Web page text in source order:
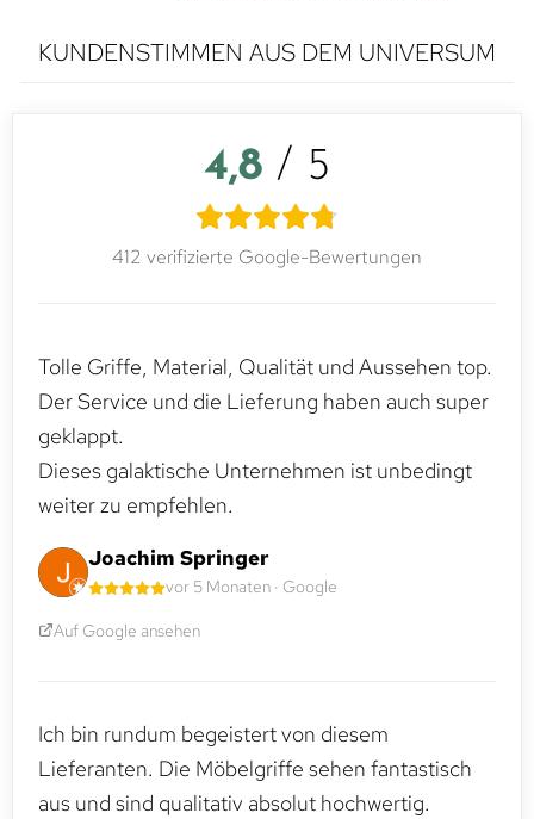
KUNDENSTIMMEN AUS DEM UNIVERSUM
4,8 / 5
412 verifizierte Google-Bewertungen
Tolle Griffe, Material, Qualität und Aussehen top.
Der Service und die Lieferung haben auch super
geklappt.
Dieses galaktische Unternehmen ist unbedingt
weiter zu empfehlen.
Joachim Springer
vor 5 Monaten · Google
Auf Google ansehen
Ich bin rundum begeistert von diesem
Lieferanten. Die Möbelgriffe sehen fantastisch
aus und sind qualitativ absolut hochwertig.